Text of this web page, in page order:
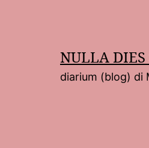
NULLA
diarium (blog) di